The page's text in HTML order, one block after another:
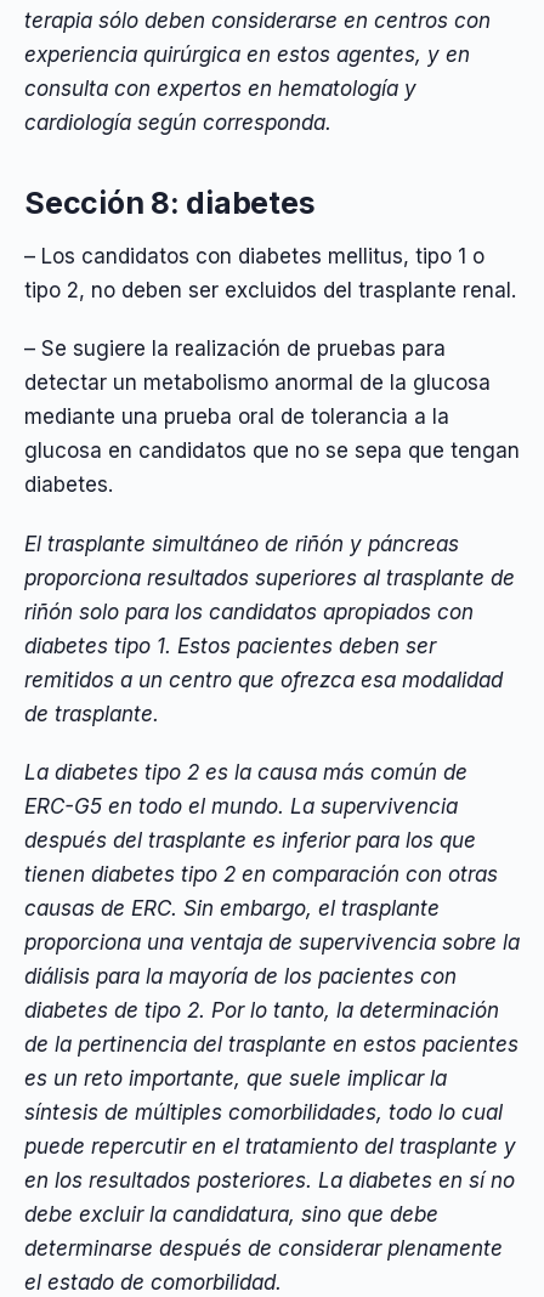
terapia sólo deben considerarse en centros con
experiencia quirúrgica en estos agentes, y en
consulta con expertos en hematología y
cardiología según corresponda.
Sección 8: diabetes
– Los candidatos con diabetes mellitus, tipo 1 o
tipo 2, no deben ser excluidos del trasplante renal.
– Se sugiere la realización de pruebas para
detectar un metabolismo anormal de la glucosa
mediante una prueba oral de tolerancia a la
glucosa en candidatos que no se sepa que tengan
diabetes.
El trasplante simultáneo de riñón y páncreas
proporciona resultados superiores al trasplante de
riñón solo para los candidatos apropiados con
diabetes tipo 1. Estos pacientes deben ser
remitidos a un centro que ofrezca esa modalidad
de trasplante.
La diabetes tipo 2 es la causa más común de
ERC-G5 en todo el mundo. La supervivencia
después del trasplante es inferior para los que
tienen diabetes tipo 2 en comparación con otras
causas de ERC. Sin embargo, el trasplante
proporciona una ventaja de supervivencia sobre la
diálisis para la mayoría de los pacientes con
diabetes de tipo 2. Por lo tanto, la determinación
de la pertinencia del trasplante en estos pacientes
es un reto importante, que suele implicar la
síntesis de múltiples comorbilidades, todo lo cual
puede repercutir en el tratamiento del trasplante y
en los resultados posteriores. La diabetes en sí no
debe excluir la candidatura, sino que debe
determinarse después de considerar plenamente
el estado de comorbilidad.